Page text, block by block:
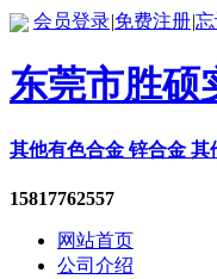
会员登录|免费注册|
东莞市胜硕
其他有色合金 锌合金 其
15817762557
网站首页
公司介绍